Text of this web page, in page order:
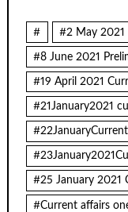
# #2 May 2021
#8 June 2021
#19 April 2021
#21January2021
#25 January 2021
#Current affairs